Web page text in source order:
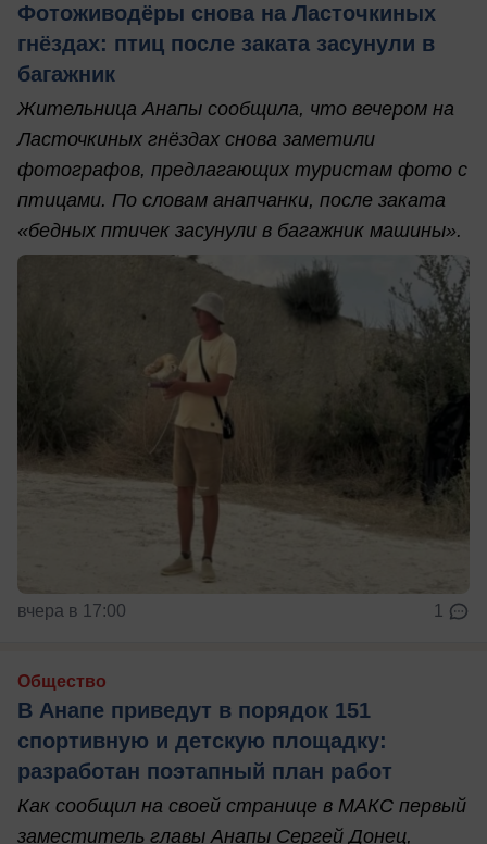
Фотоживодёры снова на Ласточкиных
гнёздах: птиц после заката засунули в
багажник
Жительница Анапы сообщила, что вечером на
Ласточкиных гнёздах снова заметили
фотографов, предлагающих туристам фото с
птицами. По словам анапчанки, после заката
«бедных птичек засунули в багажник машины».
вчера в 17:00 1
Общество
В Анапе приведут в порядок 151
спортивную и детскую площадку:
разработан поэтапный план работ
Как сообщил на своей странице в МАКС первый
заместитель главы Анапы Сергей Донец,